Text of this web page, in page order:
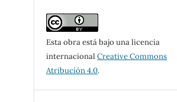
Esta obra está bajo una licencia
internacionalCreative Commons
Atribución 4.0.